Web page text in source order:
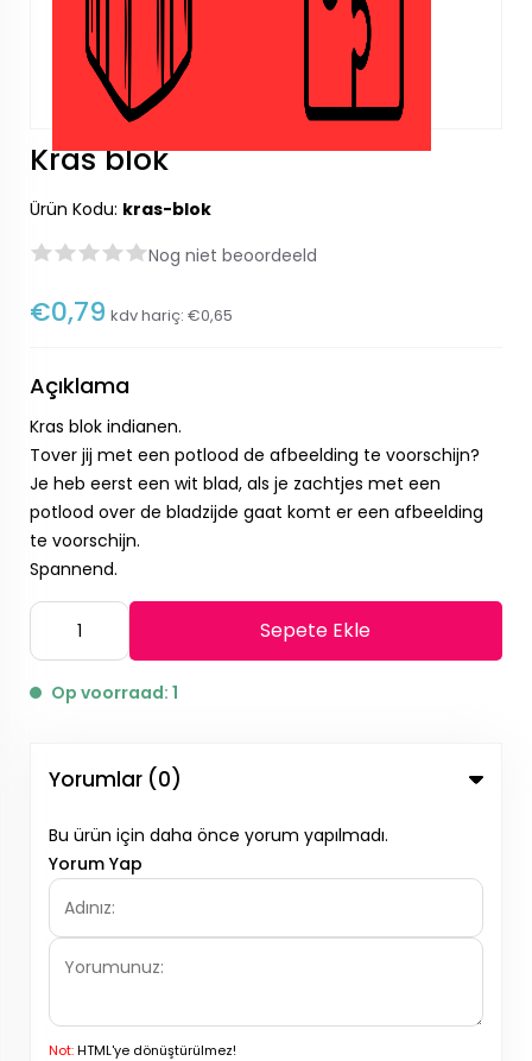
Kras blok
Ürün Kodu: kras-blok
Nog niet beoordeeld
€0,79 kdv hariç: €0,65
Açıklama
Kras blok indianen.
Tover jij met een potlood de afbeelding te voorschijn?
Je heb eerst een wit blad, als je zachtjes met een
potlood over de bladzijde gaat komt er een afbeelding
te voorschijn.
Spannend.
Sepete Ekle
Op voorraad: 1
Yorumlar (0)
Bu ürün için daha önce yorum yapılmadı.
Yorum Yap
Not:HTML'ye dönüştürülmez!